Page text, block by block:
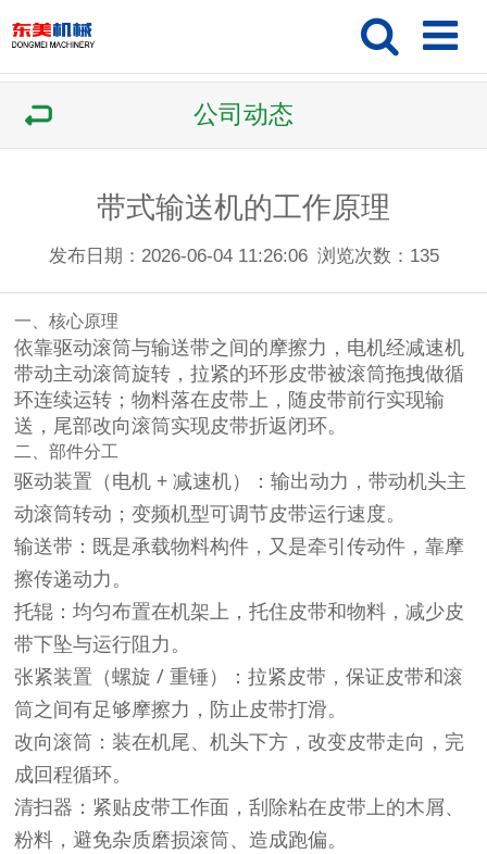
公司动态
带式输送机的工作原理
发布日期：2026-06-04 11:26:06 浏览次数： 135
一、核心原理
依靠驱动滚筒与输送带之间的摩擦力 ，电机经减速机
带动主动滚筒旋转，拉紧的环形皮带被滚筒拖拽做循
环连续运转；物料落在皮带上，随皮带前行实现输
送，尾部改向滚筒实现皮带折返闭环。
二、部件分工
驱动装置（电机 + 减速机）
：输出动力，带动机头主
动滚筒转动；变频机型可调节皮带运行速度。
输送带 ：既是承载物料构件，又是牵引传动件，靠摩
擦传递动力。
托辊 ：均匀布置在机架上，托住皮带和物料，减少皮
带下坠与运行阻力。
张紧装置 （螺旋 / 重锤）：拉紧皮带，保证皮带和滚
筒之间有足够摩擦力， 防止皮带打滑。
改向滚筒 ：装在机尾、机头下方，改变皮带走向，完
成回程循环。
清扫器 ：紧贴皮带工作面，刮除粘在皮带上的木屑、
粉料，避免杂质磨损滚筒、造成跑偏。